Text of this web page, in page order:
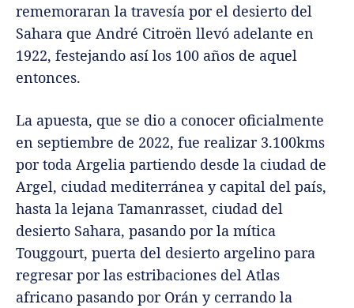
rememoraran la travesía por el desierto del
Sahara que André Citroën llevó adelante en
1922, festejando así los 100 años de aquel
entonces.
La apuesta, que se dio a conocer oficialmente
en septiembre de 2022, fue realizar 3.100kms
por toda Argelia partiendo desde la ciudad de
Argel, ciudad mediterránea y capital del país,
hasta la lejana Tamanrasset, ciudad del
desierto Sahara, pasando por la mítica
Touggourt, puerta del desierto argelino para
regresar por las estribaciones del Atlas
africano pasando por Orán y cerrando la